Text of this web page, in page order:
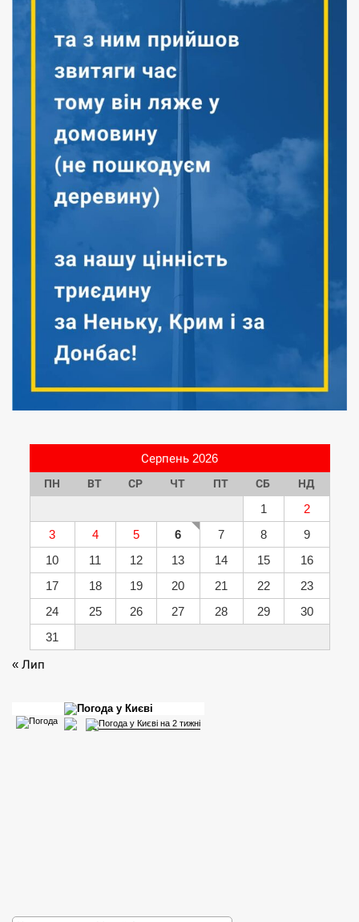
Серпень 2026
ПН ВТ СР ЧТ ПТ СБ НД
1
2
3
4 5 6 7 8
9
10
11 12 13 14 15
16
17
18 19 20 21 22
23
24
25 26 27 28 29
30
31
« Лип